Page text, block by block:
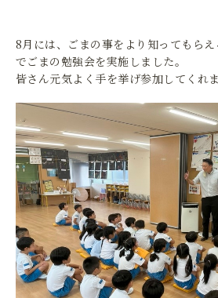
8月には、ごまの事をより知ってもら
でごまの勉強会を実施しました。
皆さん元気よく手を挙げ参加してくれま